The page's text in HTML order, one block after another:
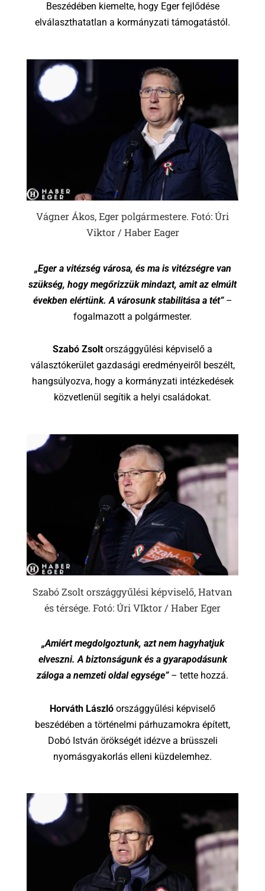
Beszédében kiemelte, hogy Eger fejlődése
elválaszthatatlan a kormányzati támogatástól.
Vágner Ákos, Eger polgármestere. Fotó: Úri
Viktor / Haber Eager
„Eger a vitézség városa, és ma is vitézségre van
szükség, hogy megőrizzük mindazt, amit az elmúlt
években elértünk. A városunk stabilitása a tét”–
fogalmazott a polgármester.
Szabó Zsolt országgyűlési képviselő a
választókerület gazdasági eredményeiről beszélt,
hangsúlyozva, hogy a kormányzati intézkedések
közvetlenül segítik a helyi családokat.
Szabó Zsolt országgyűlési képviselő, Hatvan
és térsége. Fotó: Úri VIktor / Haber Eger
„Amiért megdolgoztunk, azt nem hagyhatjuk
elveszni. A biztonságunk és a gyarapodásunk
záloga a nemzeti oldal egysége”– tette hozzá.
Horváth László országgyűlési képviselő
beszédében a történelmi párhuzamokra épített,
Dobó István örökségét idézve a brüsszeli
nyomásgyakorlás elleni küzdelemhez.